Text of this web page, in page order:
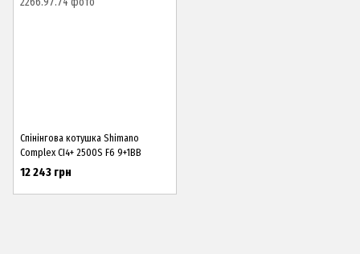
Спінінгова котушка Shimano
Complex CI4+ 2500S F6 9+1BB
12 243 грн